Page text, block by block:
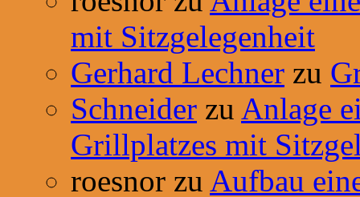
mit Sitzgelegenheit
Gerhard Lechner zu
Schneider zu Anlage
Grillplatzes mit
roesnor zu Aufbau